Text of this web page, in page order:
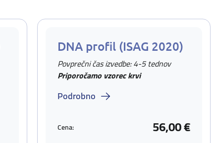
DNA profil (ISAG 2020)
Povprečni čas izvedbe: 4-5 tednov
Priporočamo vzorec krvi
Podrobno
Cena: 56,00 €